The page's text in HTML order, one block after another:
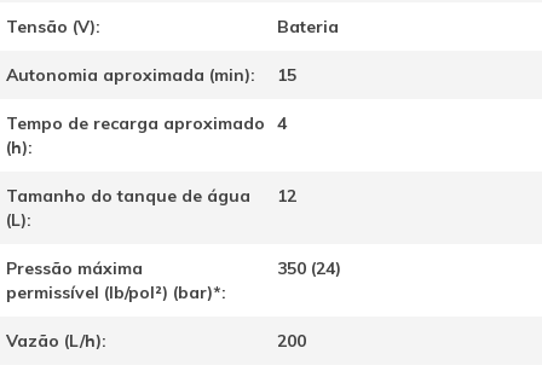
Tensão (V): Bateria
Autonomia aproximada (min): 15
Tempo de recarga aproximado
(h):
4
Tamanho do tanque de água
(L):
12
Pressão máxima
permissível (lb/pol²) (bar)*:
350 (24)
Vazão (L/h): 200